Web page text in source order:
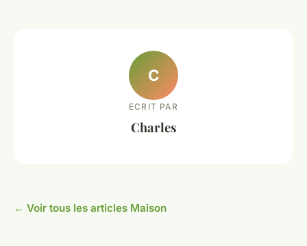
C
ECRIT PAR
Charles
← Voir tous les articles Maison